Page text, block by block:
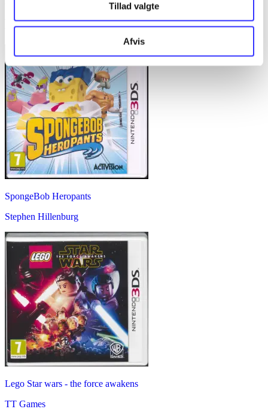
Tillad valgte
Afvis
Minder om
SpongeBob Heropants
Stephen Hillenburg
Lego Star wars - the force awakens
TT Games